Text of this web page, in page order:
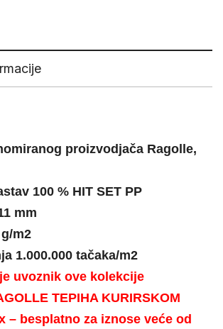
proizvodjača Ragolle,
100 % HIT SET PP
mm
m2
1.000.000 tačaka/m2
uvoznik ove kolekcije
TEPIHA KURIRSKOM
– besplatno za iznose veće od